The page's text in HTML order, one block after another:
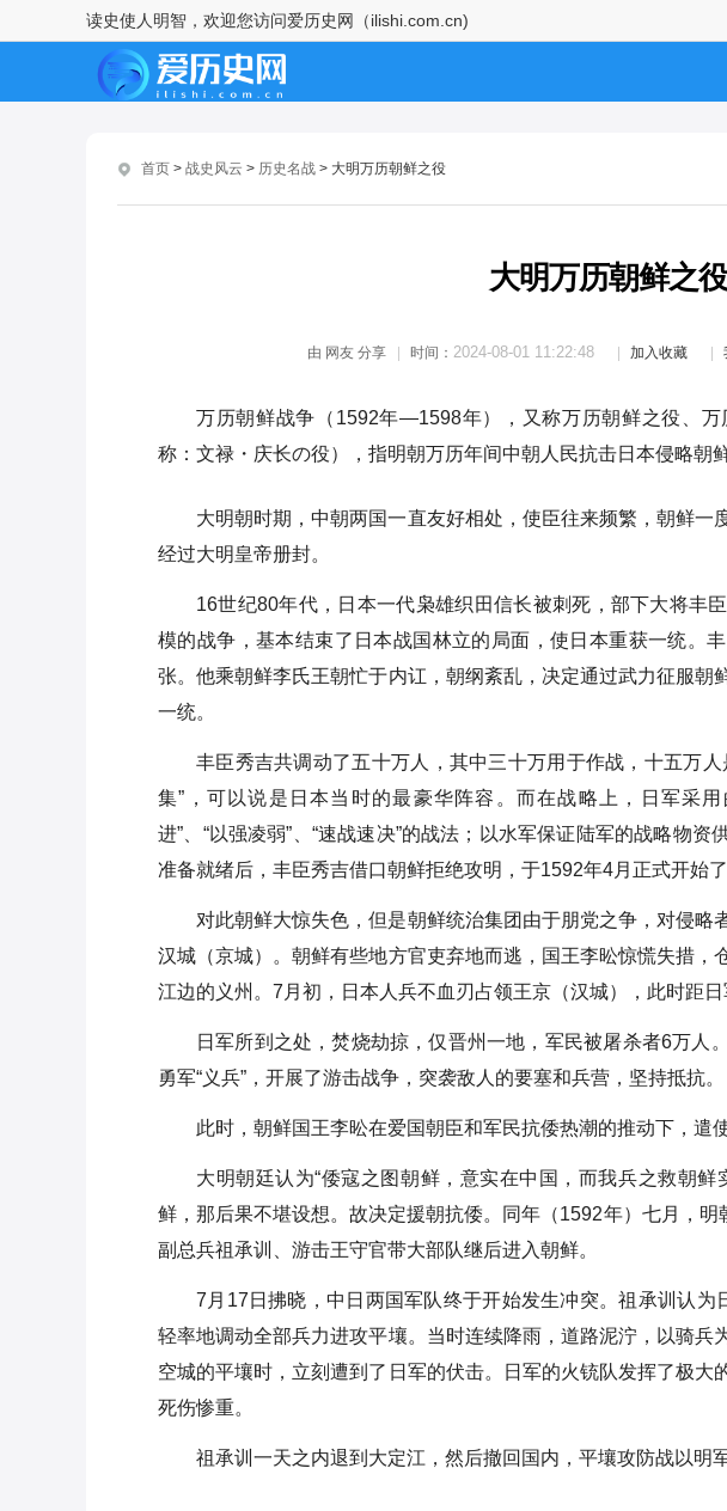
读史使人明智，欢迎您访问爱历史网（ilishi.com.cn)
首页 > 战史风云 > 历史名战 > 大明万历朝鲜之役
大明万历朝鲜之役
由 网友 分享 时间： 2024-08-01 11:22:48 加入收藏
万历朝鲜战争（1592年—1598年），又称万历朝鲜之役、
称：文禄・庆长の役），指明朝万历年间中朝人民抗击日本侵略朝
大明朝时期，中朝两国一直友好相处，使臣往来频繁，朝鲜一
经过大明皇帝册封。
16世纪80年代，日本一代枭雄织田信长被刺死，部下大将丰
模的战争，基本结束了日本战国林立的局面，使日本重获一统。
张。他乘朝鲜李氏王朝忙于内讧，朝纲紊乱，决定通过武力征服朝
一统。
丰臣秀吉共调动了五十万人，其中三十万用于作战，十五万
集”，可以说是日本当时的最豪华阵容。而在战略上，日军采
进”、“以强凌弱”、“速战速决”的战法；以水军保证陆军的战略物
准备就绪后，丰臣秀吉借口朝鲜拒绝攻明，于1592年4月正式开始了
对此朝鲜大惊失色，但是朝鲜统治集团由于朋党之争，对侵略
汉城（京城）。朝鲜有些地方官吏弃地而逃，国王李昖惊慌失措，
江边的义州。7月初，日本人兵不血刃占领王京（汉城），此时距日
日军所到之处，焚烧劫掠，仅晋州一地，军民被屠杀者6万人
勇军“义兵”，开展了游击战争，突袭敌人的要塞和兵营，坚持抵抗。
此时，朝鲜国王李昖在爱国朝臣和军民抗倭热潮的推动下，遣
大明朝廷认为“倭寇之图朝鲜，意实在中国，而我兵之救朝
鲜，那后果不堪设想。故决定援朝抗倭。同年（1592年）七月，明
副总兵祖承训、游击王守官带大部队继后进入朝鲜。
7月17日拂晓，中日两国军队终于开始发生冲突。祖承训认为
轻率地调动全部兵力进攻平壤。当时连续降雨，道路泥泞，以骑兵
空城的平壤时，立刻遭到了日军的伏击。日军的火铳队发挥了极大
死伤惨重。
祖承训一天之内退到大定江，然后撤回国内，平壤攻防战以明
彭城之战项羽为什么三万能打五
十万
万历三大征是什么意思
战兵力对比介绍
垓下之战是谁和谁打的？最后胜
明征安南战争
明末农民起义评价为什么不高